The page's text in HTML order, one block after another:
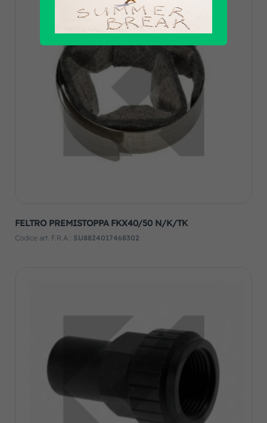
FELTRO PREMISTOPPA FKX40/50 N/K/TK
Codice art. F.R.A.: SU8824017468302